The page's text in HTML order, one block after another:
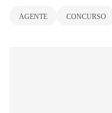
AGENTE CONCURSO